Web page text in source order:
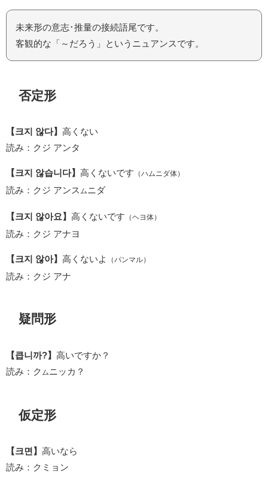
未来形の意志･推量の接続語尾です。
客観的な「～だろう」というニュアンスです。
否定形
【크지 않다】 高くない
読み：クジ アンタ
【크지 않습니다】 高くないです （ハムニダ体）
読み：クジ アンス ムニダ
【크지 않아요】 高くないです （ヘヨ体）
読み：クジ アナヨ
【크지 않아】 高くないよ （パンマル）
読み：クジ アナ
疑問形
【큽니까?】 高いですか？
読み：ク ム ニッカ？
仮定形
【크면】 高いなら
読み：クミョン